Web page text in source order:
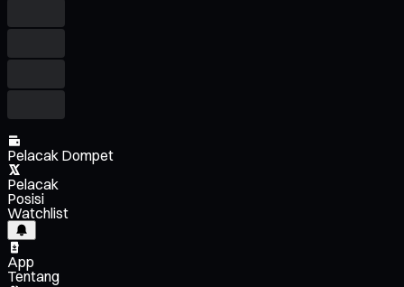
Pelacak Dompet
Pelacak
Posisi
Watchlist
App
Tentang